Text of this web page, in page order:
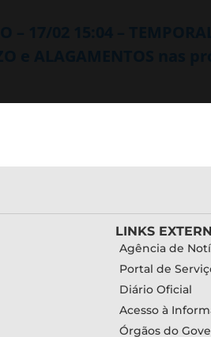
LINKS
Agência de
Portal de
Diário Oficial
Acesso à
Órgãos do